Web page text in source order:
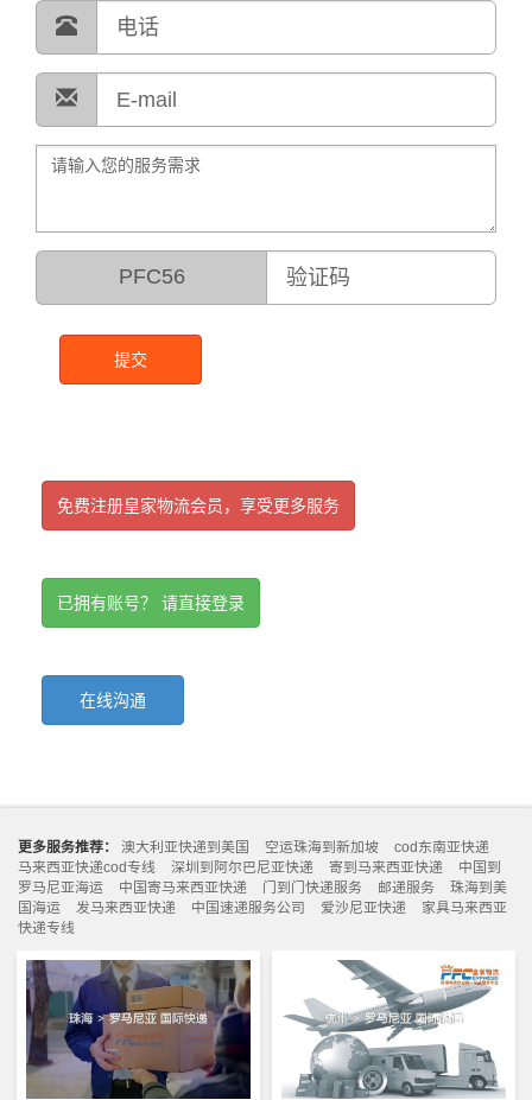
PFC56
提交
免费注册皇家物流会员，享受更多服务
已拥有账号？ 请直接登录
在线沟通
更多服务推荐： 澳大利亚快递到美国 空运珠海到新加坡
cod东南亚快递
马来西亚快递cod专线
深圳到阿尔巴尼亚快递 寄到马来西亚快递
中国到
罗马尼亚海运
中国寄马来西亚快递 门到门快递服务 邮递服务
珠海到美
国海运
发马来西亚快递 中国速递服务公司 爱沙尼亚快递
家具马来西亚
快递专线